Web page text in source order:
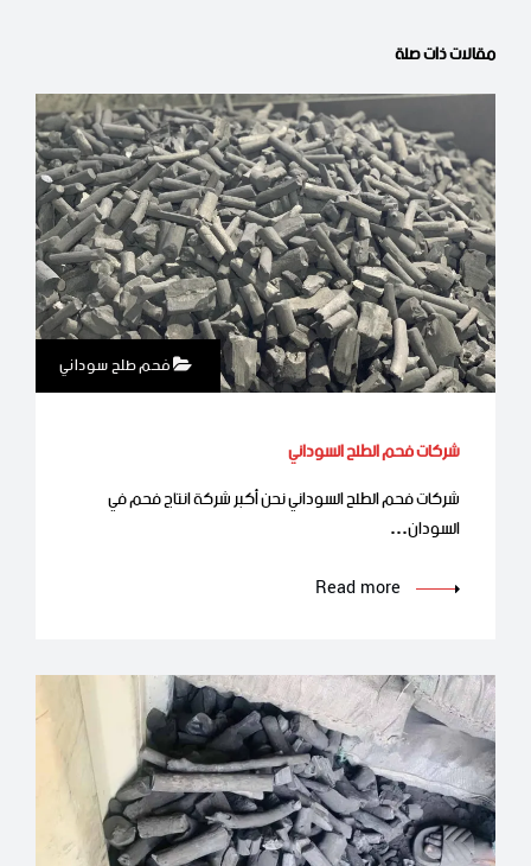
مقالات ذات صلة
فحم طلح سوداني
شركات فحم الطلح السوداني
شركات فحم الطلح السوداني نحن أكبر شركة انتاج فحم في
السودان…
Read more